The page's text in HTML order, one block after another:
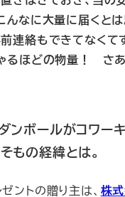
んなに大量に届くと
連絡もできてなくて
るほどの物量！ さ
ンボールがコワー
もの経緯とは。
ントの贈り主は、 株